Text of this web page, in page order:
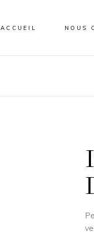
ACCUEIL NOUS